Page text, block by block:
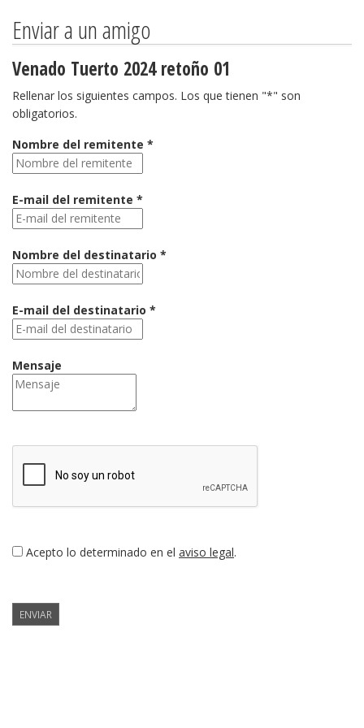
Enviar a un amigo
Venado Tuerto 2024 retoño 01
Rellenar los siguientes campos. Los que tienen "*" son
obligatorios.
Nombre del remitente *
E-mail del remitente *
Nombre del destinatario *
E-mail del destinatario *
Mensaje
Acepto lo determinado en el aviso legal.
ENVIAR